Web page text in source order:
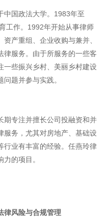
中国政法大学。1983年至
工作。1992年开始从事律师
产重组、企业收购与兼并、
律服务。由于所服务的一些客
一些振兴乡村、美丽乡村建设
题并参与实践。
期专注并擅长公司投融资和并
服务，尤其对房地产、基础设
行业有丰富的经验。任燕玲律
的项目。
律风险与合规管理